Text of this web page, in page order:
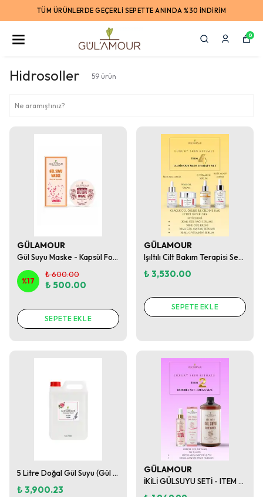
TÜM ÜRÜNLERDE GEÇERLİ SEPETTE ANINDA %30 İNDİRİM
0
Hidrosoller 59 ürün
GÜLAMOUR
Gül Suyu Maske - Kapsül Form ve Kolay Kullanım
%17
₺ 600.00
₺ 500.00
SEPETE EKLE
GÜLAMOUR
Işıltılı Cilt Bakım Terapisi Seti Item 4 ( Luminious Skin Therapy Set )
₺ 3,530.00
SEPETE EKLE
5 Litre Doğal Gül Suyu (Gül Yağlı – Büyük Boy)
₺ 3,900.23
GÜLAMOUR
İKİLİ GÜLSUYU SETİ - ITEM 2 DOUBLE SET*MEGA SIZE
TÜM ÜRÜNLERDE GEÇERLİ SEPETTE %30
İNDİRİM SENİ BEKLİYOR!